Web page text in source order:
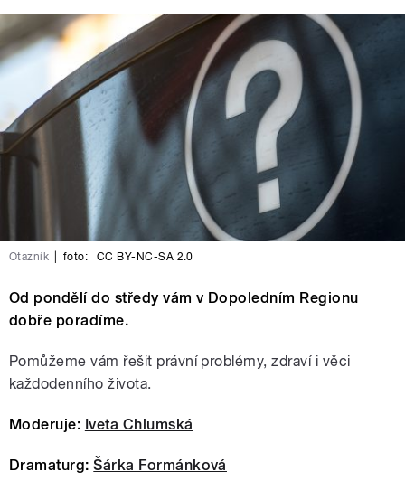
Otazník foto: CC BY-NC-SA 2.0
Od pondělí do středy vám v Dopoledním Regionu
dobře poradíme.
Pomůžeme vám řešit právní problémy, zdraví i věci
každodenního života.
Moderuje: Iveta Chlumská
Dramaturg: Šárka Formánková